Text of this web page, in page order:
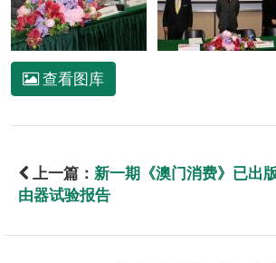
查看图库
上一篇： 新一期《澳门消费》已出
由器试验报告